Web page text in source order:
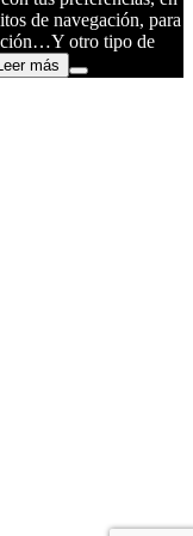
de navegación, para
otro tipo de
Leer más